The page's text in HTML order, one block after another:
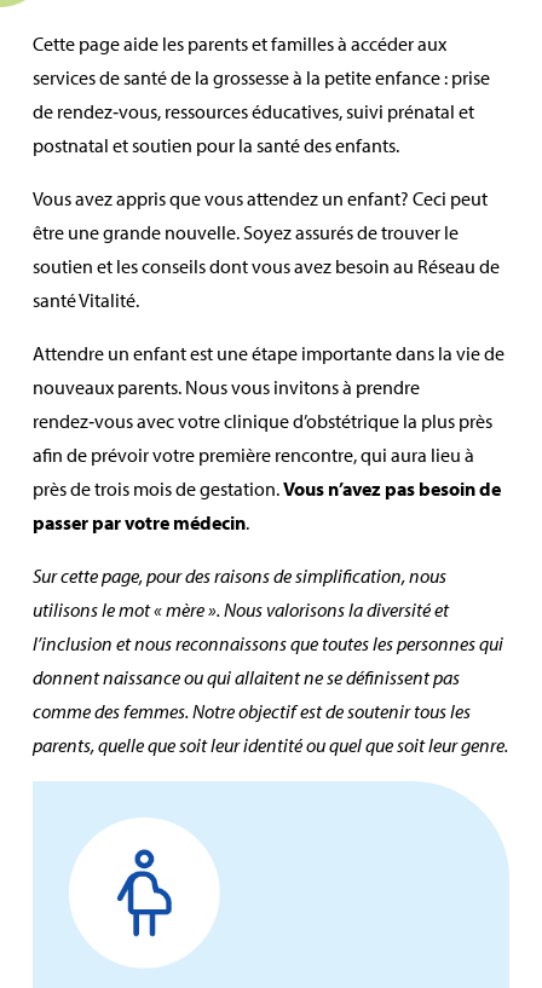
Cette page aide les parents et familles à accéder aux
services de santé de la grossesse à la petite enfance : prise
de rendez‑vous, ressources éducatives, suivi prénatal et
postnatal et soutien pour la santé des enfants.
Vous avez appris que vous attendez un enfant? Ceci peut
être une grande nouvelle. Soyez assurés de trouver le
soutien et les conseils dont vous avez besoin au Réseau de
santé Vitalité.
Attendre un enfant est une étape importante dans la vie de
nouveaux parents. Nous vous invitons à prendre
rendez‑vous avec votre clinique d’obstétrique la plus près
afin de prévoir votre première rencontre, qui aura lieu à
près de trois mois de gestation.Vous n’avez pas besoin de
passer par votre médecin.
Sur cette page, pour des raisons de simplification, nous
utilisons le mot « mère ». Nous valorisons la diversité et
l’inclusion et nous reconnaissons que toutes les personnes qui
donnent naissance ou qui allaitent ne se définissent pas
comme des femmes. Notre objectif est de soutenir tous les
parents, quelle que soit leur identité ou quel que soit leur genre.